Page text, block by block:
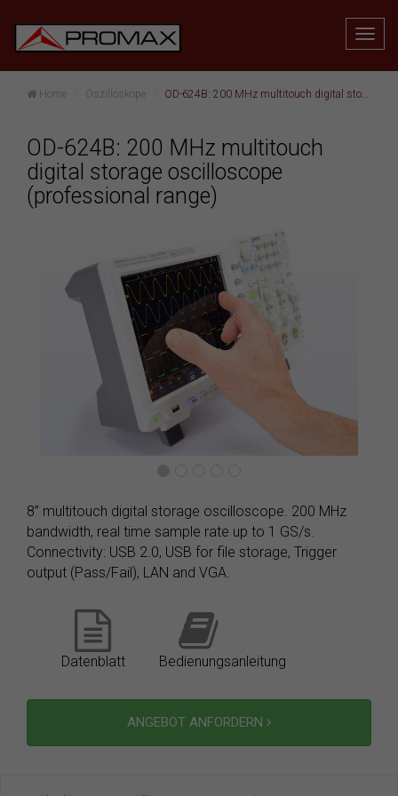
Home Oszilloskope OD-624B: 200 MHz multitouch digital storage oscilloscope (professional range)
OD-624B: 200 MHz multitouch
digital storage oscilloscope
(professional range)
8” multitouch digital storage oscilloscope. 200 MHz
bandwidth, real time sample rate up to 1 GS/s.
Connectivity: USB 2.0, USB for file storage, Trigger
output (Pass/Fail), LAN and VGA.
Datenblatt Bedienungsanleitung
ANGEBOT ANFORDERN